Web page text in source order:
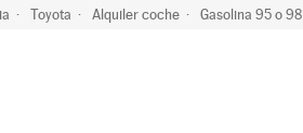
Toyota Alquiler coche Gasolina 95 o 98